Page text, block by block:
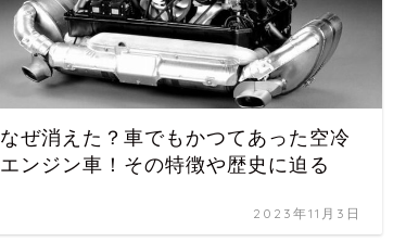
なぜ消えた？車でもかつてあった空冷
エンジン車！その特徴や歴史に迫る
2023年11月3日